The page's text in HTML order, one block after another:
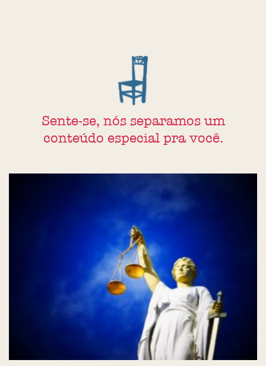
Sente-se, nós separamos um
conteúdo especial pra você.